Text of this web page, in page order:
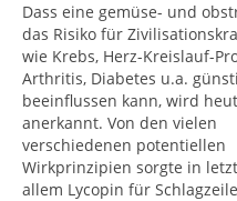
Dass eine gemüse- und
das Risiko für
wie Krebs, Herz-Kreislauf-
Arthritis, Diabetes u.a.
beeinflussen kann, wird
anerkannt. Von den vielen
verschiedenen potentiellen
Wirkprinzipien sorgte in
allem Lycopin für